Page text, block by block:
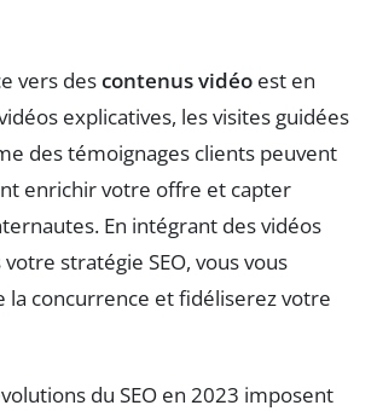
vers descontenus vidéo est en
explicatives, les visites guidées
des témoignages clients peuvent
enrichir votre offre et capter
En intégrant des vidéos
stratégie SEO, vous vous
la concurrence et fidéliserez votre
du SEO en 2023 imposent